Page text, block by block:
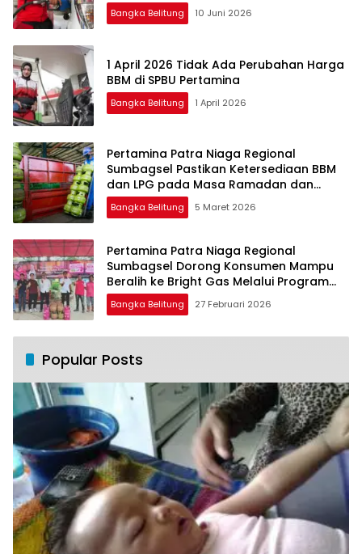
Bangka Belitung 10 Juni 2026
1 April 2026 Tidak Ada Perubahan Harga
BBM di SPBU Pertamina
Bangka Belitung 1 April 2026
Pertamina Patra Niaga Regional
Sumbagsel Pastikan Ketersediaan BBM
dan LPG pada Masa Ramadan dan
Menjelang Idulfitri
Bangka Belitung 5 Maret 2026
Pertamina Patra Niaga Regional
Sumbagsel Dorong Konsumen Mampu
Beralih ke Bright Gas Melalui Program
Trade In di Belitung Timur
Bangka Belitung 27 Februari 2026
Popular Posts